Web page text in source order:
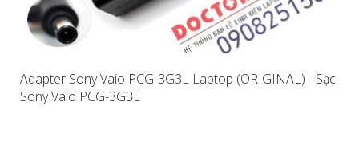
Adapter Sony Vaio PCG-3G3L Laptop (ORIGINAL) - Sạc
Sony Vaio PCG-3G3L